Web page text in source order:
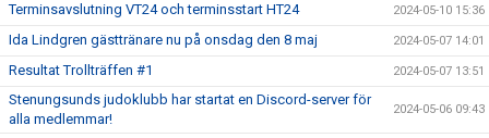
Terminsavslutning VT24 och terminsstart HT24 2024-05-10 15:36
Ida Lindgren gästtränare nu på onsdag den 8 maj 2024-05-07 14:01
Resultat Trollträffen #1 2024-05-07 13:51
Stenungsunds judoklubb har startat en Discord-server för
alla medlemmar!
2024-05-06 09:43